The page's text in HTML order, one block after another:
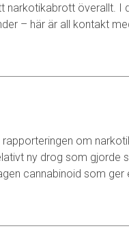
narkotikabrott överallt. I
– här är all kontakt
om
ny drog som gjorde
cannabinoid som ger